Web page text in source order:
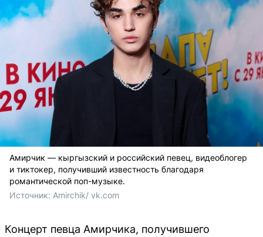
Амирчик — кыргызский и российский певец, видеоблогер
и тиктокер, получивший известность благодаря
романтической поп-музыке.
Источник: Amirchik/ vk.com
Концерт певца Амирчика, получившего